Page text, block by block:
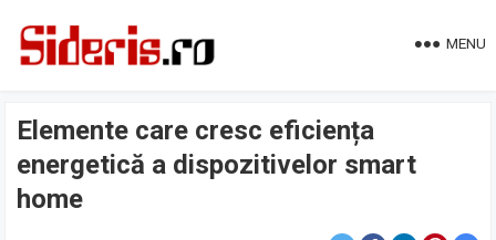
MENU
Elemente care cresc eficiența
energetică a dispozitivelor smart
home